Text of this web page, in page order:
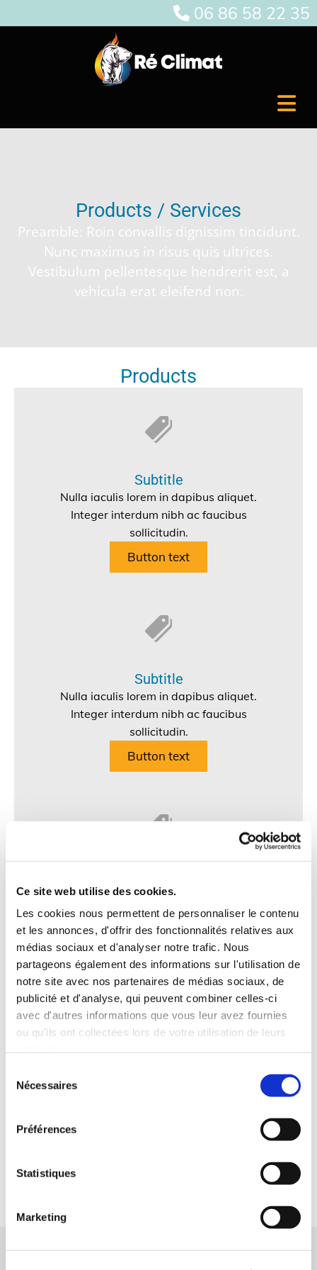
Ce site web utilise des cookies.
Les cookies nous permettent de personnaliser le contenu
et les annonces, d'offrir des fonctionnalités relatives aux
médias sociaux et d'analyser notre trafic. Nous
partageons également des informations sur l'utilisation de
notre site avec nos partenaires de médias sociaux, de
publicité et d'analyse, qui peuvent combiner celles-ci
avec d'autres informations que vous leur avez fournies
ou qu'ils ont collectées lors de votre utilisation de leurs
Nécessaires
Préférences
Statistiques
Marketing
 06 86 58 22 35
Products / Services
Preamble: Roin convallis dignissim tincidunt.
Nunc maximus in risus quis ultrices.
Vestibulum pellentesque hendrerit est, a
vehicula erat eleifend non.
Products
Subtitle
Nulla iaculis lorem in dapibus aliquet.
Integer interdum nibh ac faucibus
sollicitudin.
Button text
Subtitle
Nulla iaculis lorem in dapibus aliquet.
Integer interdum nibh ac faucibus
sollicitudin.
Button text
Nulla iaculis lorem in dapibus aliquet.
Integer interdum nibh ac faucibus
sollicitudin.
Button text
Nulla iaculis lorem in dapibus aliquet.
Testimonials